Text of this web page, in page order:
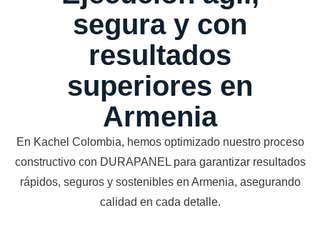
segura y con
resultados
superiores en
Armenia
En Kachel Colombia, hemos optimizado nuestro proceso
constructivo con DURAPANEL para garantizar resultados
rápidos, seguros y sostenibles en Armenia, asegurando
calidad en cada detalle.